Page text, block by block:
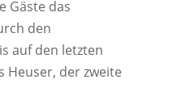
Gäste das
den
auf den letzten
Heuser, der zweite